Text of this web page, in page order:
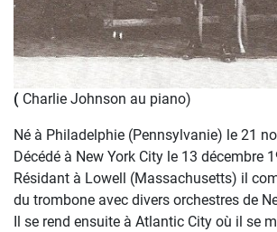
( Charlie Johnson au piano)
Né à Philadelphie (Pennsylvanie) le 21
Décédé à New York City le 13 décembre
Résidant à Lowell (Massachusetts) il
du trombone avec divers orchestres de
Il se rend ensuite à Atlantic City où il se